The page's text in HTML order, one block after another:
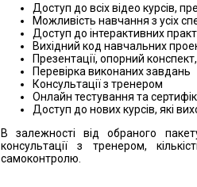
Доступ до всіх відео курсів,
Можливість навчання з усіх
Доступ до інтерактивних
Вихідний код навчальних
Презентації, опорний
Перевірка виконаних завдань
Консультації з тренером
Онлайн тестування та
Доступ до нових курсів, які
В залежності від обраного
консультації з тренером,
самоконтролю.